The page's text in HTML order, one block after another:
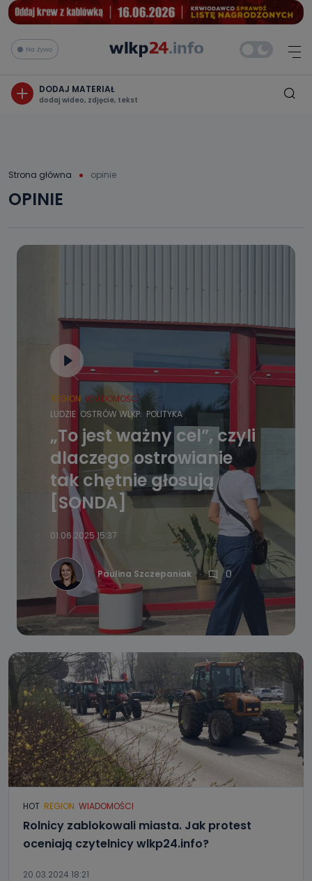
Na żywo
DODAJ MATERIAŁ
dodaj wideo, zdjęcie, tekst
Strona główna opinie
OPINIE
REGION WIADOMOŚCI
LUDZIE OSTRÓW WLKP. POLITYKA
„To jest ważny cel”, czyli
dlaczego ostrowianie
tak chętnie głosują
[SONDA]
01.06.2025 15:37
Paulina Szczepaniak 0
HOT REGION WIADOMOŚCI
Rolnicy zablokowali miasta. Jak protest
oceniają czytelnicy wlkp24.info?
20.03.2024 18:21